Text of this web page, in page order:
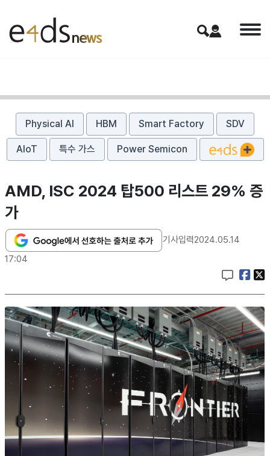
Physical AI HBM Smart Factory SDV
AIoT 특수 가스 Power Semicon
​AMD, ISC 2024 탑500 리스트 29% 증
가
기사입력2024.05.14
17:04